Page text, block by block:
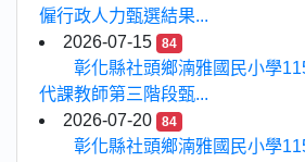
僱行政人力甄選結果...
2026-07-15
84
彰化縣社頭鄉湳雅國民小學
代課教師第三階段甄...
2026-07-20
84
彰化縣社頭鄉湳雅國民小學